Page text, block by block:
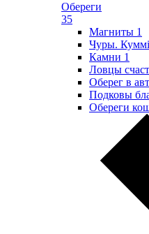
Обереги
35
Магниты 1
Чуры.
Камни 1
Ловцы
Оберег в
Подковы
Обереги